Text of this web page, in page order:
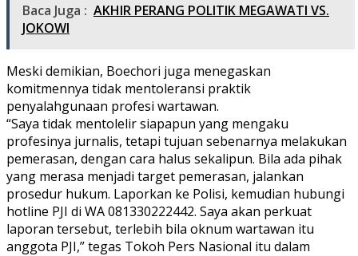
Baca Juga : AKHIR PERANG POLITIK MEGAWATI VS.
JOKOWI
Meski demikian, Boechori juga menegaskan
komitmennya tidak mentoleransi praktik
penyalahgunaan profesi wartawan.
“Saya tidak mentolelir siapapun yang mengaku
profesinya jurnalis, tetapi tujuan sebenarnya melakukan
pemerasan, dengan cara halus sekalipun. Bila ada pihak
yang merasa menjadi target pemerasan, jalankan
prosedur hukum. Laporkan ke Polisi, kemudian hubungi
hotline PJI di WA 081330222442. Saya akan perkuat
laporan tersebut, terlebih bila oknum wartawan itu
anggota PJI,” tegas Tokoh Pers Nasional itu dalam